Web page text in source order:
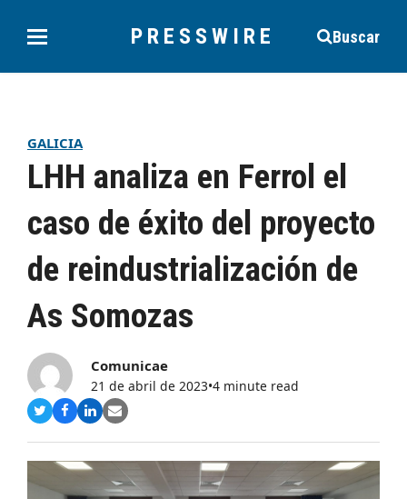
PRESSWIRE Buscar
GALICIA
LHH analiza en Ferrol el
caso de éxito del proyecto
de reindustrialización de
As Somozas
Comunicae
21 de abril de 2023•4 minute read
Compartir
Twitter
Compartir
Facebook
Compartir
LinkedIn
Share
Email